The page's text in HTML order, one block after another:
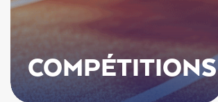
COMPÉTITIONS